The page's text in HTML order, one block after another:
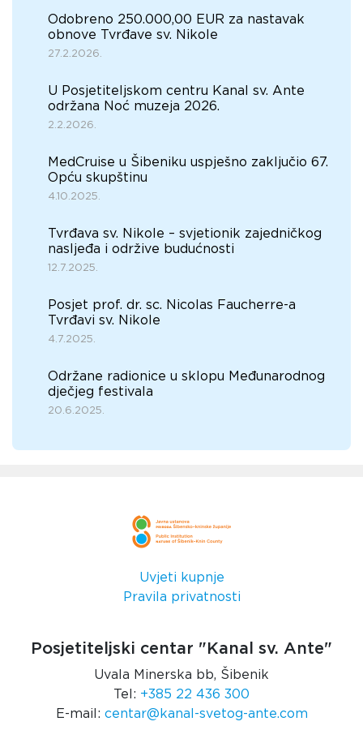
Odobreno 250.000,00 EUR za nastavak
obnove Tvrđave sv. Nikole
27.2.2026.
U Posjetiteljskom centru Kanal sv. Ante
održana Noć muzeja 2026.
2.2.2026.
MedCruise u Šibeniku uspješno zaključio 67.
Opću skupštinu
4.10.2025.
Tvrđava sv. Nikole – svjetionik zajedničkog
nasljeđa i održive budućnosti
12.7.2025.
Posjet prof. dr. sc. Nicolas Faucherre-a
Tvrđavi sv. Nikole
4.7.2025.
Održane radionice u sklopu Međunarodnog
dječjeg festivala
20.6.2025.
Uvjeti kupnje
Pravila privatnosti
Posjetiteljski centar "Kanal sv. Ante"
Uvala Minerska bb, Šibenik
Tel: +385 22 436 300
E-mail: centar@kanal-svetog-ante.com